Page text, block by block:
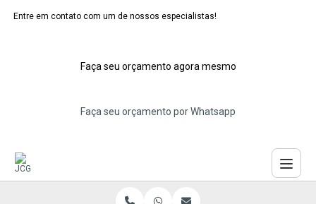
Entre em contato com um de nossos especialistas!
Faça seu orçamento agora mesmo
Faça seu orçamento por Whatsapp